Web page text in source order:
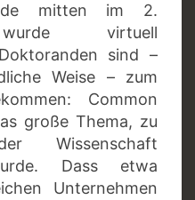
mitten im 2.
wurde virtuell
sind –
Weise – zum
Common
große Thema, zu
Dass etwa
Unternehmen